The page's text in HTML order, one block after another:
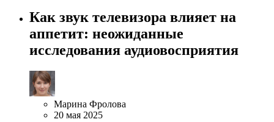
Как звук телевизора влияет на
аппетит: неожиданные
исследования аудиовосприятия
Марина Фролова
20 мая 2025